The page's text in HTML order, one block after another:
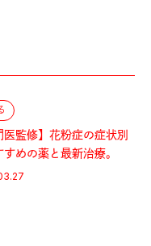
医監修】花粉症の症状別
すめの薬と最新治療。